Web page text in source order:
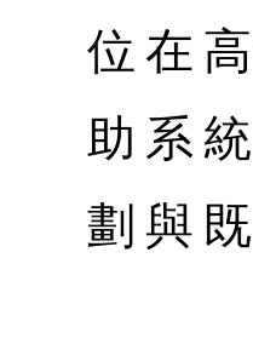
位在
助系
劃與